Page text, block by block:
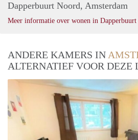
Dapperbuurt Noord, Amsterdam
Meer informatie over wonen in
ANDERE KAMERS IN
ALTERNATIEF VOOR DEZE